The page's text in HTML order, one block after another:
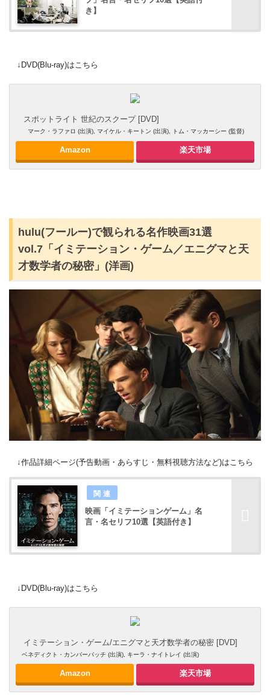
き】
↓DVD(Blu-ray)はこちら
スポットライト 世紀のスクープ [DVD]
マーク・ラファロ (出演), マイケル・キートン (出演), トム・マッカーシー (監督)
Amazon 楽天市場
hulu(フールー)で観られる名作映画31選
vol.7「イミテーション・ゲーム／エニグマと天
才数学者の秘密」(洋画)
↓作品詳細ページ(予告動画・あらすじ・無料視聴方法など)はこちら
映画「イミテーションゲーム」名
言・名セリフ10選【英語付き】
↓DVD(Blu-ray)はこちら
イミテーション・ゲーム/エニグマと天才数学者の秘密 [DVD]
ベネディクト・カンバーバッチ (出演), キーラ・ナイトレイ (出演)
Amazon 楽天市場